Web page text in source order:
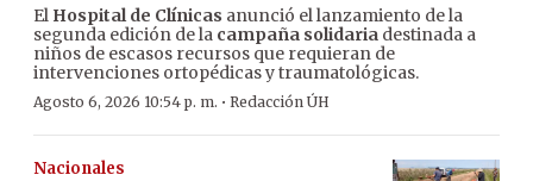
El Hospital de Clínicas anunció el lanzamiento de la
segunda edición de la campaña solidaria destinada a
niños de escasos recursos que requieran de
intervenciones ortopédicas y traumatológicas.
Agosto 6, 2026 10:54 p. m. · Redacción ÚH
Nacionales